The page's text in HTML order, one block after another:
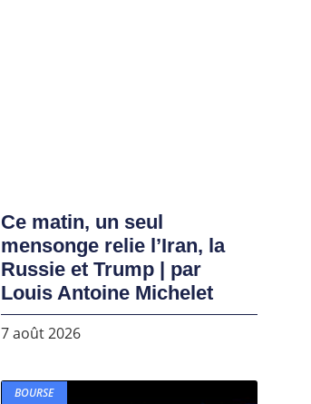
Ce matin, un seul
mensonge relie l’Iran, la
Russie et Trump | par
Louis Antoine Michelet
7 août 2026
BOURSE